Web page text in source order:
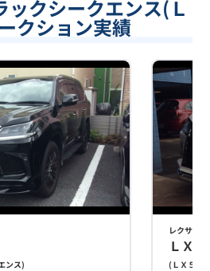
ックシークエンス(Ｌ
クション実績
ンス)
レクサス
ＬＸ
( ＬＸ５７